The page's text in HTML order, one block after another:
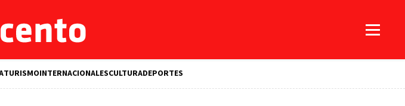
TURISMOINTERNACIONALESCULTURADEPORTES